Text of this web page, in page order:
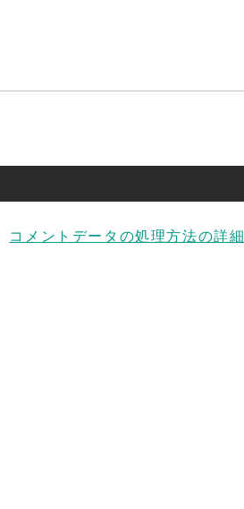
コメントデータの処理方法の詳細